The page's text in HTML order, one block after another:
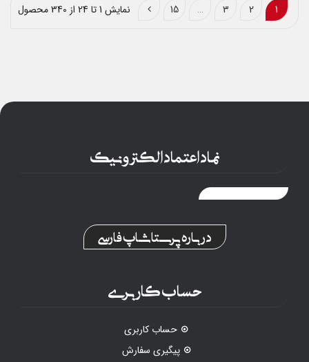
1
2
3
…
15 نمایش 1 تا 24 از 340 محصول
نماد اعتماد الکترونیک
درباره پرستاشاپ فارسی
حساب کاربری
حساب کاربری
پیگیری سفارش